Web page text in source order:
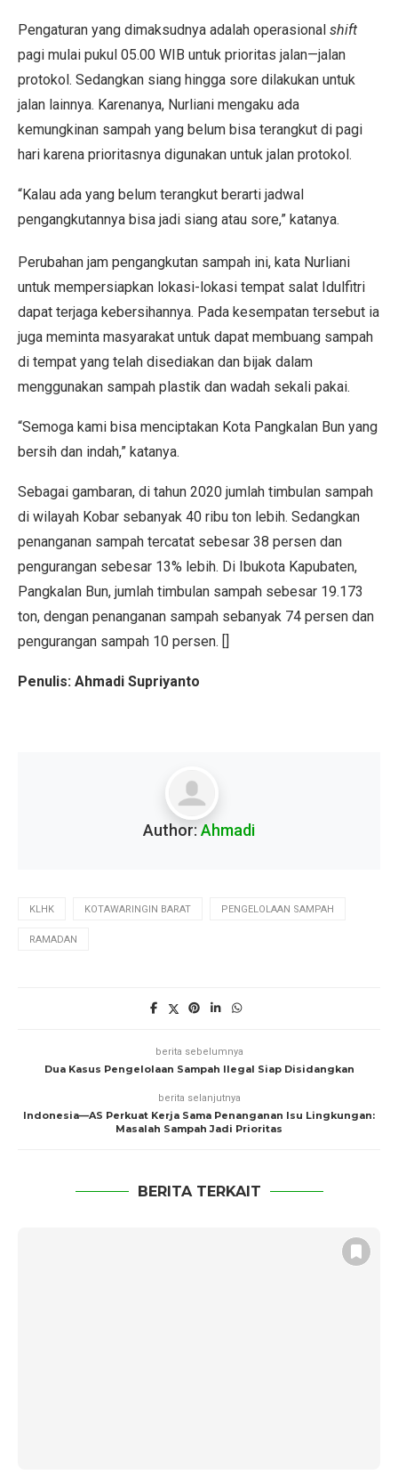
Pengaturan yang dimaksudnya adalah operasional shift
pagi mulai pukul 05.00 WIB untuk prioritas jalan—jalan
protokol. Sedangkan siang hingga sore dilakukan untuk
jalan lainnya. Karenanya, Nurliani mengaku ada
kemungkinan sampah yang belum bisa terangkut di pagi
hari karena prioritasnya digunakan untuk jalan protokol.
“Kalau ada yang belum terangkut berarti jadwal
pengangkutannya bisa jadi siang atau sore,” katanya.
Perubahan jam pengangkutan sampah ini, kata Nurliani
untuk mempersiapkan lokasi-lokasi tempat salat Idulfitri
dapat terjaga kebersihannya. Pada kesempatan tersebut ia
juga meminta masyarakat untuk dapat membuang sampah
di tempat yang telah disediakan dan bijak dalam
menggunakan sampah plastik dan wadah sekali pakai.
“Semoga kami bisa menciptakan Kota Pangkalan Bun yang
bersih dan indah,” katanya.
Sebagai gambaran, di tahun 2020 jumlah timbulan sampah
di wilayah Kobar sebanyak 40 ribu ton lebih. Sedangkan
penanganan sampah tercatat sebesar 38 persen dan
pengurangan sebesar 13% lebih. Di Ibukota Kapubaten,
Pangkalan Bun, jumlah timbulan sampah sebesar 19.173
ton, dengan penanganan sampah sebanyak 74 persen dan
pengurangan sampah 10 persen. []
Penulis: Ahmadi Supriyanto
Author: Ahmadi
KLHK KOTAWARINGIN BARAT PENGELOLAAN SAMPAH
RAMADAN
berita sebelumnya
Dua Kasus Pengelolaan Sampah Ilegal Siap Disidangkan
berita selanjutnya
Indonesia—AS Perkuat Kerja Sama Penanganan Isu Lingkungan:
Masalah Sampah Jadi Prioritas
BERITA TERKAIT